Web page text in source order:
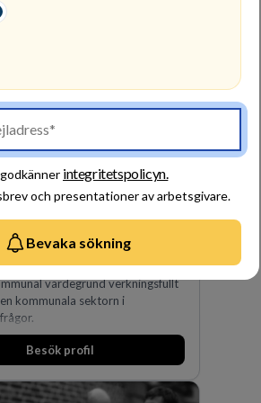
integritetspolicyn.
och presentationer av arbetsgivare.
Bevaka sökning
distrikt.Idag är bolaget
återförsäljaren av Volvo
finns representerade på 20
Kommuninvest
KOMMUNFINANSIERING
Visa jobb
är en medlemsorganisation som
värdegrund verkningsfullt
kommunala sektorn i
Besök profil